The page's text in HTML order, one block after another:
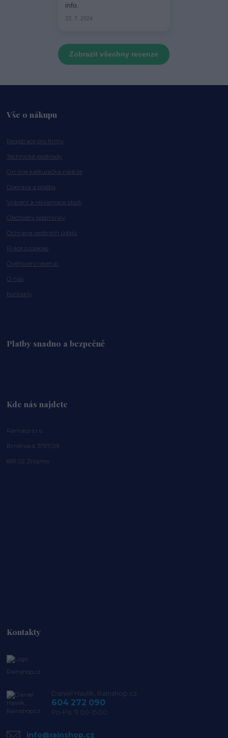
info.
23. 7. 2024
Zobrazit všechny recenze
Vše o nákupu
Registrace pro firmy
Technické podklady
On-line kalkulačka nádrže
Doprava a platba
Vrácení a reklamace zboží
Obchodní podmínky
Ochrana osobních údajů
Práce s cookies
Ověřování recenzí
O nás
Kontakty
Platby snadno a bezpečně
Kde nás najdete
Ramaco s.r.o.
Brněnská 3797/29
669 02 Znojmo
Kontakty
Rainshop.cz
Daniel Havlík, Rainshop.cz
604 272 090
Po-Pá: 9.00-15.00
info@rainshop.cz